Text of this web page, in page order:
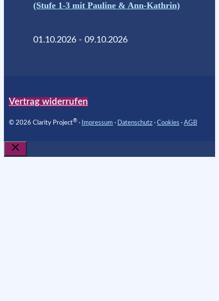
(Stufe 1-3 mit Pauline & Ann-Kathrin)
01.10.2026 - 09.10.2026
Vertrag widerrufen
© 2026 Clarity Project® ∙ Impressum ∙ Datenschutz ∙ Cookies ∙ AGB
Schließen